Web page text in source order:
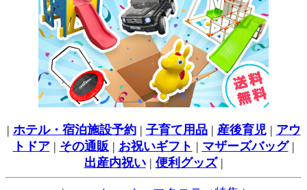
| ホテル・宿泊施設予約| 子育て用品| 産後育児| アウ
トドア| その通販 | お祝いギフト | マザーズバッグ|
出産内祝い| 便利グッズ|